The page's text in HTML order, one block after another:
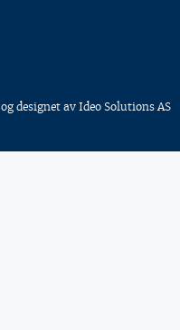
og designet av Ideo Solutions AS